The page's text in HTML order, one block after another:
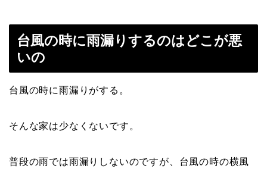
台風の時に雨漏りするのはどこが悪
いの
台風の時に雨漏りがする。
そんな家は少なくないです。
普段の雨では雨漏りしないのですが、台風の時の横風